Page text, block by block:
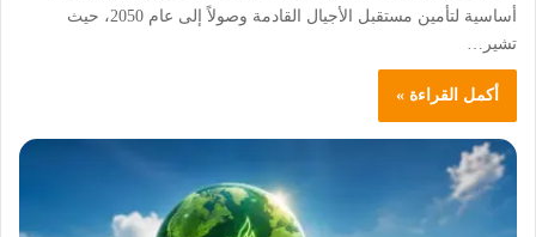
أساسية لتأمين مستقبل الأجيال القادمة وصولاً إلى عام 2050، حيث
تشير…
أكمل القراءة »